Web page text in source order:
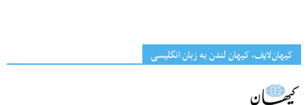
کیهان‌لایف، کیهان لندن به زبان انگلیسی